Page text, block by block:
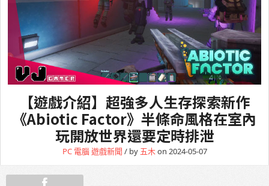
【遊戲介紹】超強多人生存探索新作
《Abiotic Factor》半條命風格在室內
玩開放世界還要定時排泄
PC 電腦遊戲新聞 / by 五木on 2024-05-07